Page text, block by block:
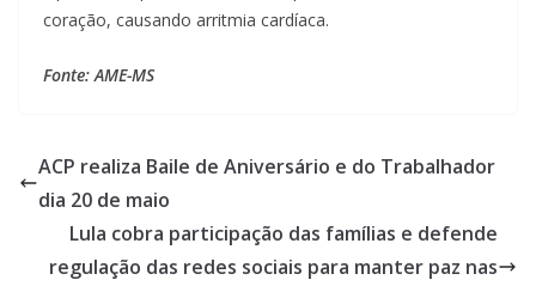
coração, causando arritmia cardíaca.
Fonte: AME-MS
ACP realiza Baile de Aniversário e do Trabalhador
dia 20 de maio
Lula cobra participação das famílias e defende
regulação das redes sociais para manter paz nas